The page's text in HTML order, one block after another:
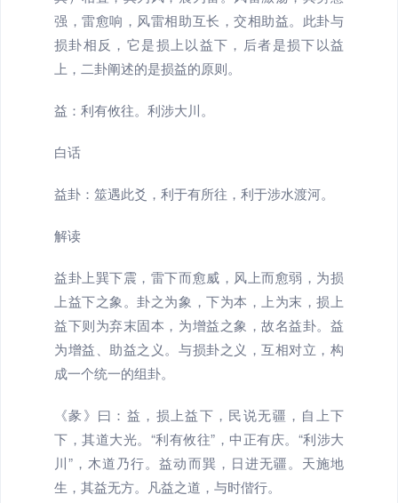
强，雷愈响，风雷相助互长，交相助益。此卦与
损卦相反，它是损上以益下，后者是损下以益
上，二卦阐述的是损益的原则。
益：利有攸往。利涉大川。
白话
益卦：筮遇此爻，利于有所往，利于涉水渡河。
解读
益卦上巽下震，雷下而愈威，风上而愈弱，为损
上益下之象。卦之为象，下为本，上为末，损上
益下则为弃末固本，为增益之象，故名益卦。益
为增益、助益之义。与损卦之义，互相对立，构
成一个统一的组卦。
《彖》曰：益，损上益下，民说无疆，自上下
下，其道大光。“利有攸往”，中正有庆。“利涉大
川”，木道乃行。益动而巽，日进无疆。天施地
生，其益无方。凡益之道，与时偕行。